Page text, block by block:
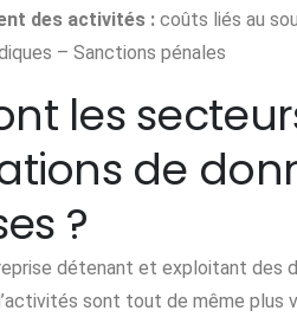
des activités : coûts liés au
– Sanctions pénales
les
de
?
détenant et exploitant des
sont tout de même plus